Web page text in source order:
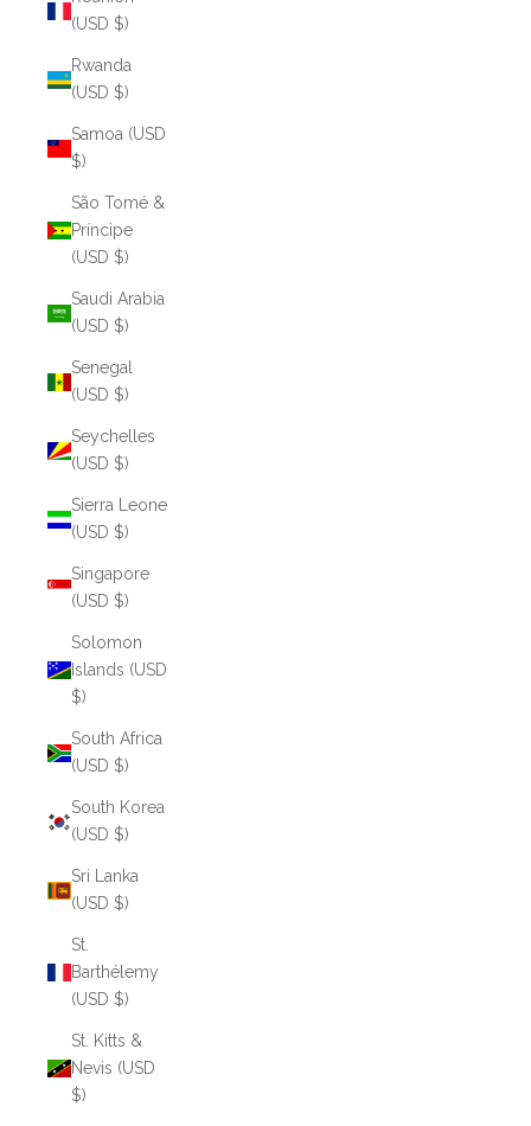
(USD $)
Rwanda
(USD $)
Samoa (USD
$)
São Tomé &
Príncipe
(USD $)
Saudi Arabia
(USD $)
Senegal
(USD $)
Seychelles
(USD $)
Sierra Leone
(USD $)
Singapore
(USD $)
Solomon
Islands (USD
$)
South Africa
(USD $)
South Korea
(USD $)
Sri Lanka
(USD $)
St.
Barthélemy
(USD $)
St. Kitts &
Nevis (USD
$)